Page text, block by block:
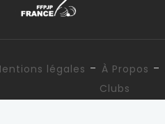
légales - À Propos -
Clubs